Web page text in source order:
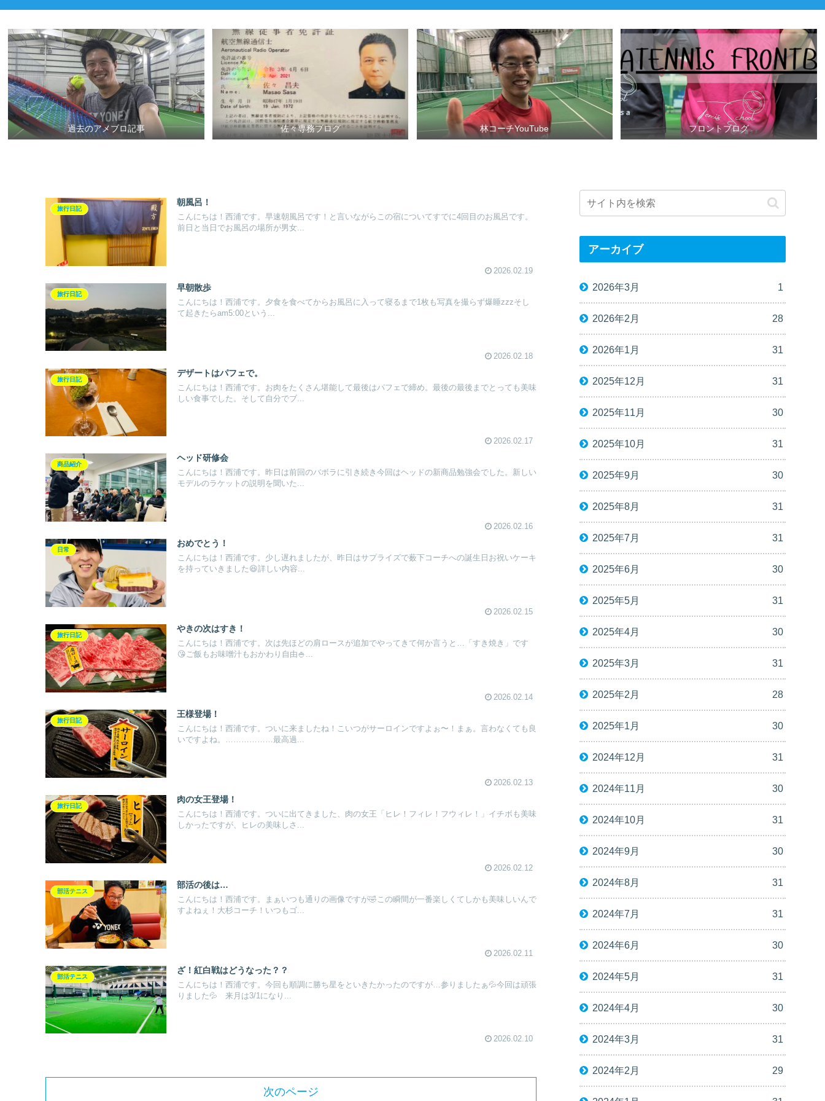
過去のアメブロ記事 佐々専務ブログ 林コーチYouTube フロントブログ
旅行日記
朝風呂！
こんにちは！西浦です。早速朝風呂です！と言いながらこの宿についてすでに4回目のお風呂です。
前日と当日でお風呂の場所が男女...
2026.02.19
旅行日記
早朝散歩
こんにちは！西浦です。夕食を食べてからお風呂に入って寝るまで1枚も写真を撮らず爆睡zzzそし
て起きたらam5:00という...
2026.02.18
旅行日記
デザートはパフェで。
こんにちは！西浦です。お肉をたくさん堪能して最後はパフェで締め。最後の最後までとっても美味
しい食事でした。そして自分でブ...
2026.02.17
商品紹介
ヘッド研修会
こんにちは！西浦です。昨日は前回のバボラに引き続き今回はヘッドの新商品勉強会でした。新しい
モデルのラケットの説明を聞いた...
2026.02.16
日常
おめでとう！
こんにちは！西浦です。少し遅れましたが、昨日はサプライズで薮下コーチへの誕生日お祝いケーキ
を持っていきました😆詳しい内容...
2026.02.15
旅行日記
やきの次はすき！
こんにちは！西浦です。次は先ほどの肩ロースが追加でやってきて何か言うと…「すき焼き」です
😘ご飯もお味噌汁もおかわり自由🍚...
2026.02.14
旅行日記
王様登場！
こんにちは！西浦です。ついに来ましたね！こいつがサーロインですよぉ〜！まぁ。言わなくても良
いですよね。………………最高過...
2026.02.13
旅行日記
肉の女王登場！
こんにちは！西浦です。ついに出てきました、肉の女王「ヒレ！フィレ！フウィレ！」イチボも美味
しかったですが、ヒレの美味しさ...
2026.02.12
部活テニス
部活の後は…
こんにちは！西浦です。まぁいつも通りの画像ですが🤣この瞬間が一番楽しくてしかも美味しいんで
すよねぇ！大杉コーチ！いつもゴ...
2026.02.11
部活テニス
ざ！紅白戦はどうなった？？
こんにちは！西浦です。今回も順調に勝ち星をといきたかったのですが…参りましたぁ💦今回は頑張
りました💦 来月は3/1になり...
2026.02.10
次のページ
アーカイブ
2026年3月 1
2026年2月 28
2026年1月 31
2025年12月 31
2025年11月 30
2025年10月 31
2025年9月 30
2025年8月 31
2025年7月 31
2025年6月 30
2025年5月 31
2025年4月 30
2025年3月 31
2025年2月 28
2025年1月 30
2024年12月 31
2024年11月 30
2024年10月 31
2024年9月 30
2024年8月 31
2024年7月 31
2024年6月 30
2024年5月 31
2024年4月 30
2024年3月 31
2024年2月 29